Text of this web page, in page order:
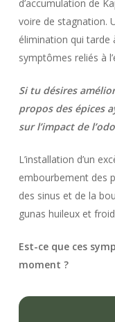
d’accumulation de
voire de stagnation.
élimination qui tarde
symptômes reliés à
Si tu désires
propos des épices
sur l’impact de
L’installation d’un
embourbement des
des sinus et de la
gunas huileux et
Est-ce que ces
moment ?